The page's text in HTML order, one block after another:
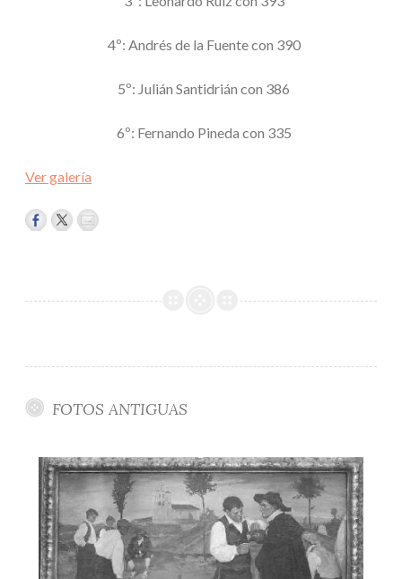
4º: Andrés de la Fuente con 390
5º: Julián Santidrián con 386
6º: Fernando Pineda con 335
Ver galería
FOTOS ANTIGUAS